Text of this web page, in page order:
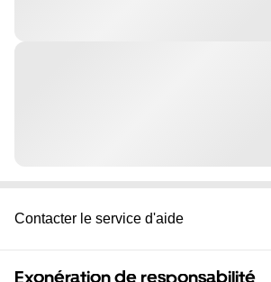
Contacter le service d'aide
Exonération de responsabilité